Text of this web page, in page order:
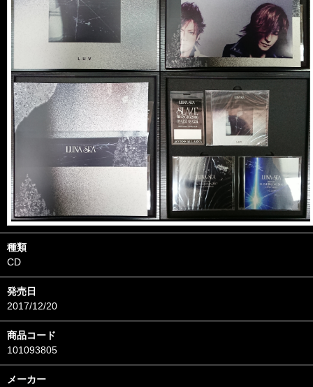
種類
CD
発売日
2017/12/20
商品コード
101093805
メーカー